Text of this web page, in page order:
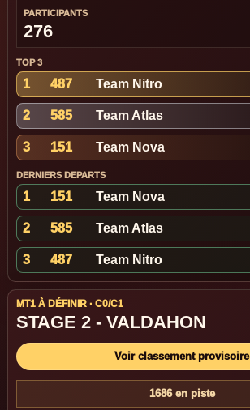
PARTICIPANTS
276
TOP 3
1 487 Team Nitro
2 585 Team Atlas
3 151 Team Nova
DERNIERS DEPARTS
1 151 Team Nova
2 585 Team Atlas
3 487 Team Nitro
MT1 À DÉFINIR · C0/C1
STAGE 2 - VALDAHON
Voir classement provisoire
1686 en piste